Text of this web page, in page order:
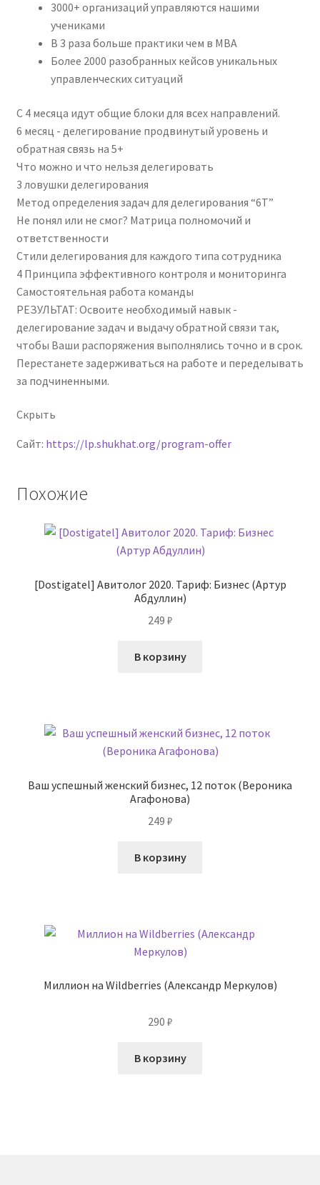
3000+ организаций управляются нашими
учениками
В 3 раза больше практики чем в MBA
Более 2000 разобранных кейсов уникальных
управленческих ситуаций
С 4 месяца идут общие блоки для всех направлений.
6 месяц - делегирование продвинутый уровень и
обратная связь на 5+
Что можно и что нельзя делегировать
3 ловушки делегирования
Метод определения задач для делегирования “6T”
Не понял или не смог? Матрица полномочий и
ответственности
Стили делегирования для каждого типа сотрудника
4 Принципа эффективного контроля и мониторинга
Самостоятельная работа команды
РЕЗУЛЬТАТ: Освоите необходимый навык -
делегирование задач и выдачу обратной связи так,
чтобы Ваши распоряжения выполнялись точно и в срок.
Перестанете задерживаться на работе и переделывать
за подчиненными.
Скрыть
Сайт: https://lp.shukhat.org/program-offer
Похожие
[Dostigatel] Авитолог 2020. Тариф: Бизнес (Артур
Абдуллин)
249 ₽
В корзину
Ваш успешный женский бизнес, 12 поток (Вероника
Агафонова)
249 ₽
В корзину
Миллион на Wildberries (Александр Меркулов)
290 ₽
В корзину